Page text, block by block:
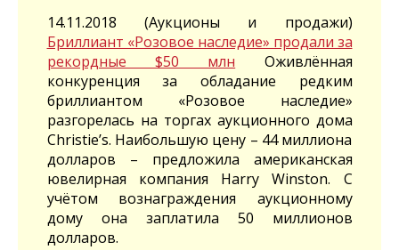
14.11.2018 (Аукционы и продажи)
Бриллиант «Розовое наследие» продали за
рекордные $50 млн Оживлённая
конкуренция за обладание редким
бриллиантом «Розовое наследие»
разгорелась на торгах аукционного дома
Christie’s. Наибольшую цену – 44 миллиона
долларов – предложила американская
ювелирная компания Harry Winston. С
учётом вознаграждения аукционному
дому она заплатила 50 миллионов
долларов.